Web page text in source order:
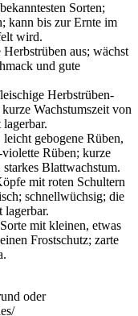
Sorten;
kann bis zur Ernte im
wird.
aus; wächst
und gute
Herbstrüben-
Wachstumszeit von
gebogene Rüben,
Rüben; kurze
Blattwachstum.
mit roten Schultern
schnellwüchsig; die
lagerbar.
mit kleinen, etwas
Frostschutz; zarte
oder